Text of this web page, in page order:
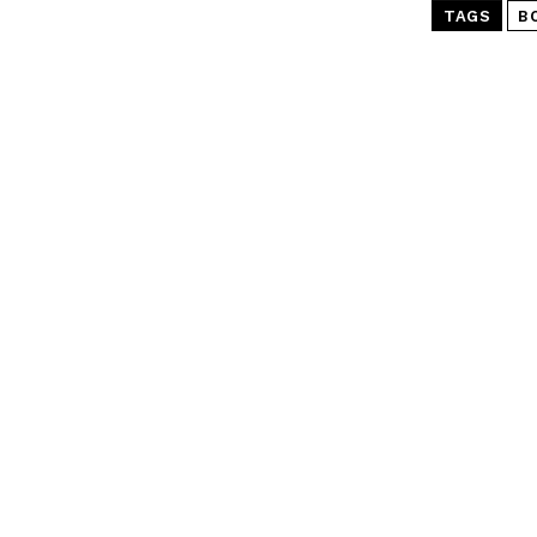
TAGS